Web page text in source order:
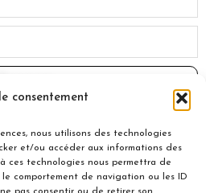
consentement
nous utilisons des technologies
et/ou accéder aux informations des
ces technologies nous permettra de
comportement de navigation ou les ID